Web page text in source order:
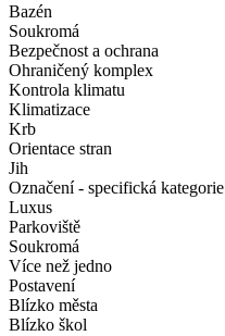
Bazén
Soukromá
Bezpečnost a ochrana
Ohraničený komplex
Kontrola klimatu
Klimatizace
Krb
Orientace stran
Jih
Označení - specifická kategorie
Luxus
Parkoviště
Soukromá
Více než jedno
Postavení
Blízko města
Blízko škol